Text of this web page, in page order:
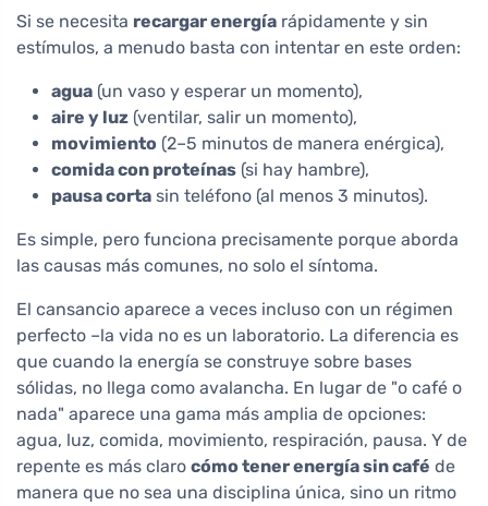
Si se necesita recargar energía rápidamente y sin
estímulos, a menudo basta con intentar en este orden:
agua (un vaso y esperar un momento),
aire y luz (ventilar, salir un momento),
movimiento (2–5 minutos de manera enérgica),
comida con proteínas (si hay hambre),
pausa corta sin teléfono (al menos 3 minutos).
Es simple, pero funciona precisamente porque aborda
las causas más comunes, no solo el síntoma.
El cansancio aparece a veces incluso con un régimen
perfecto –la vida no es un laboratorio. La diferencia es
que cuando la energía se construye sobre bases
sólidas, no llega como avalancha. En lugar de "o café o
nada" aparece una gama más amplia de opciones:
agua, luz, comida, movimiento, respiración, pausa. Y de
repente es más claro cómo tener energía sin café de
manera que no sea una disciplina única, sino un ritmo